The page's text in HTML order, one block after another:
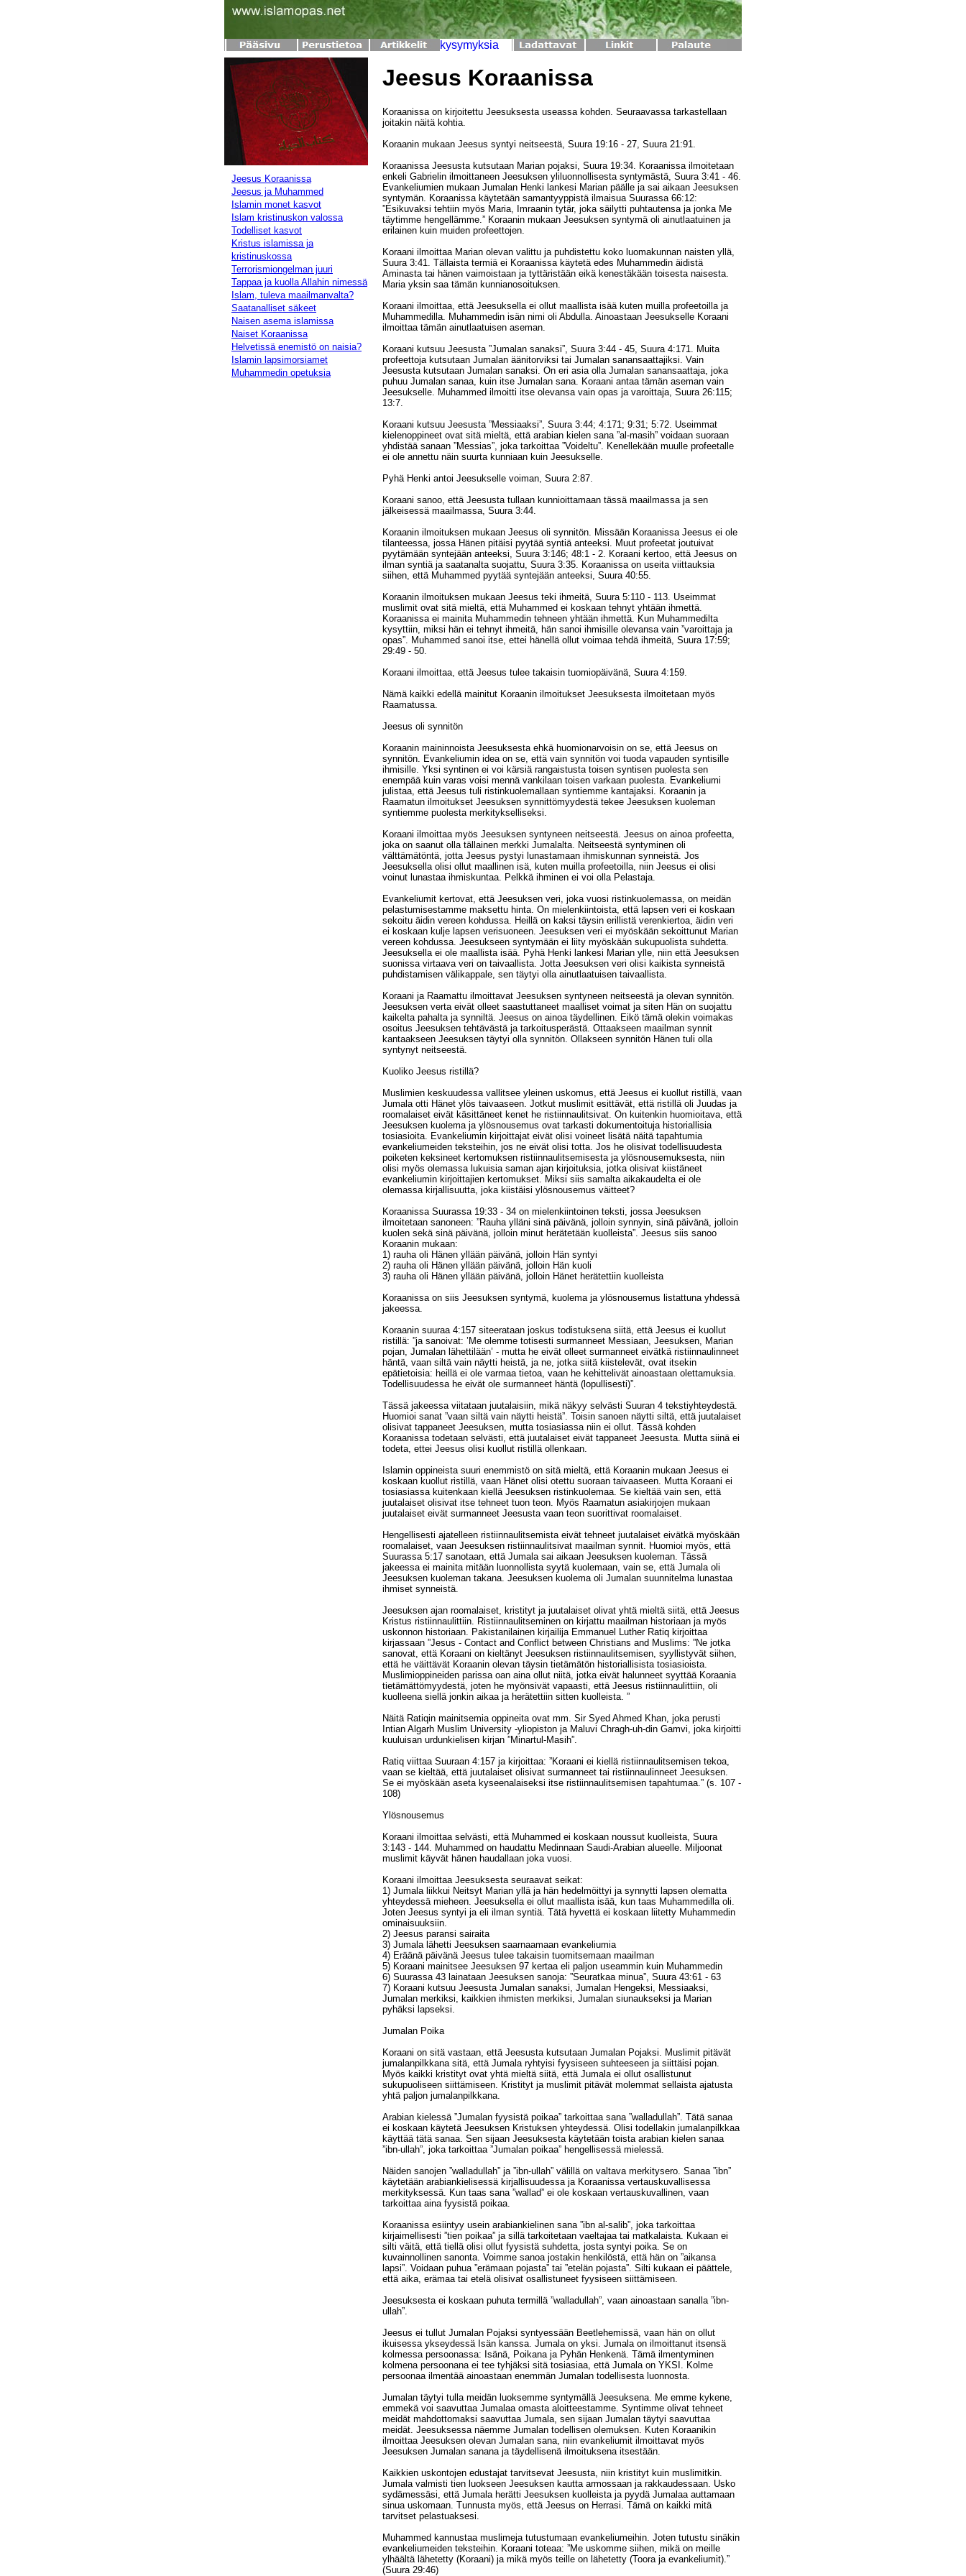
Jeesus Koraanissa
Jeesus ja Muhammed
Islamin monet kasvot
Islam kristinuskon valossa
Todelliset kasvot
Kristus islamissa ja
kristinuskossa
Terrorismiongelman juuri
Tappaa ja kuolla Allahin nimessä
Islam, tuleva maailmanvalta?
Saatanalliset säkeet
Naisen asema islamissa
Naiset Koraanissa
Helvetissä enemistö on naisia?
Islamin lapsimorsiamet
Muhammedin opetuksia
Jeesus Koraanissa
Koraanissa on kirjoitettu Jeesuksesta useassa kohden. Seuraavassa tarkastellaan
joitakin näitä kohtia.
Koraanin mukaan Jeesus syntyi neitseestä, Suura 19:16 - 27, Suura 21:91.
Koraanissa Jeesusta kutsutaan Marian pojaksi, Suura 19:34. Koraanissa ilmoitetaan
enkeli Gabrielin ilmoittaneen Jeesuksen yliluonnollisesta syntymästä, Suura 3:41 - 46.
Evankeliumien mukaan Jumalan Henki lankesi Marian päälle ja sai aikaan Jeesuksen
syntymän. Koraanissa käytetään samantyyppistä ilmaisua Suurassa 66:12:
”Esikuvaksi tehtiin myös Maria, Imraanin tytär, joka säilytti puhtautensa ja jonka Me
täytimme hengellämme.” Koraanin mukaan Jeesuksen syntymä oli ainutlaatuinen ja
erilainen kuin muiden profeettojen.
Koraani ilmoittaa Marian olevan valittu ja puhdistettu koko luomakunnan naisten yllä,
Suura 3:41. Tällaista termiä ei Koraanissa käytetä edes Muhammedin äidistä
Aminasta tai hänen vaimoistaan ja tyttäristään eikä kenestäkään toisesta naisesta.
Maria yksin saa tämän kunnianosoituksen.
Koraani ilmoittaa, että Jeesuksella ei ollut maallista isää kuten muilla profeetoilla ja
Muhammedilla. Muhammedin isän nimi oli Abdulla. Ainoastaan Jeesukselle Koraani
ilmoittaa tämän ainutlaatuisen aseman.
Koraani kutsuu Jeesusta ”Jumalan sanaksi”, Suura 3:44 - 45, Suura 4:171. Muita
profeettoja kutsutaan Jumalan äänitorviksi tai Jumalan sanansaattajiksi. Vain
Jeesusta kutsutaan Jumalan sanaksi. On eri asia olla Jumalan sanansaattaja, joka
puhuu Jumalan sanaa, kuin itse Jumalan sana. Koraani antaa tämän aseman vain
Jeesukselle. Muhammed ilmoitti itse olevansa vain opas ja varoittaja, Suura 26:115;
13:7.
Koraani kutsuu Jeesusta ”Messiaaksi”, Suura 3:44; 4:171; 9:31; 5:72. Useimmat
kielenoppineet ovat sitä mieltä, että arabian kielen sana ”al-masih” voidaan suoraan
yhdistää sanaan ”Messias”, joka tarkoittaa ”Voideltu”. Kenellekään muulle profeetalle
ei ole annettu näin suurta kunniaan kuin Jeesukselle.
Pyhä Henki antoi Jeesukselle voiman, Suura 2:87.
Koraani sanoo, että Jeesusta tullaan kunnioittamaan tässä maailmassa ja sen
jälkeisessä maailmassa, Suura 3:44.
Koraanin ilmoituksen mukaan Jeesus oli synnitön. Missään Koraanissa Jeesus ei ole
tilanteessa, jossa Hänen pitäisi pyytää syntiä anteeksi. Muut profeetat joutuivat
pyytämään syntejään anteeksi, Suura 3:146; 48:1 - 2. Koraani kertoo, että Jeesus on
ilman syntiä ja saatanalta suojattu, Suura 3:35. Koraanissa on useita viittauksia
siihen, että Muhammed pyytää syntejään anteeksi, Suura 40:55.
Koraanin ilmoituksen mukaan Jeesus teki ihmeitä, Suura 5:110 - 113. Useimmat
muslimit ovat sitä mieltä, että Muhammed ei koskaan tehnyt yhtään ihmettä.
Koraanissa ei mainita Muhammedin tehneen yhtään ihmettä. Kun Muhammedilta
kysyttiin, miksi hän ei tehnyt ihmeitä, hän sanoi ihmisille olevansa vain ”varoittaja ja
opas”. Muhammed sanoi itse, ettei hänellä ollut voimaa tehdä ihmeitä, Suura 17:59;
29:49 - 50.
Koraani ilmoittaa, että Jeesus tulee takaisin tuomiopäivänä, Suura 4:159.
Nämä kaikki edellä mainitut Koraanin ilmoitukset Jeesuksesta ilmoitetaan myös
Raamatussa.
Jeesus oli synnitön
Koraanin maininnoista Jeesuksesta ehkä huomionarvoisin on se, että Jeesus on
synnitön. Evankeliumin idea on se, että vain synnitön voi tuoda vapauden syntisille
ihmisille. Yksi syntinen ei voi kärsiä rangaistusta toisen syntisen puolesta sen
enempää kuin varas voisi mennä vankilaan toisen varkaan puolesta. Evankeliumi
julistaa, että Jeesus tuli ristinkuolemallaan syntiemme kantajaksi. Koraanin ja
Raamatun ilmoitukset Jeesuksen synnittömyydestä tekee Jeesuksen kuoleman
syntiemme puolesta merkitykselliseksi.
Koraani ilmoittaa myös Jeesuksen syntyneen neitseestä. Jeesus on ainoa profeetta,
joka on saanut olla tällainen merkki Jumalalta. Neitseestä syntyminen oli
välttämätöntä, jotta Jeesus pystyi lunastamaan ihmiskunnan synneistä. Jos
Jeesuksella olisi ollut maallinen isä, kuten muilla profeetoilla, niin Jeesus ei olisi
voinut lunastaa ihmiskuntaa. Pelkkä ihminen ei voi olla Pelastaja.
Evankeliumit kertovat, että Jeesuksen veri, joka vuosi ristinkuolemassa, on meidän
pelastumisestamme maksettu hinta. On mielenkiintoista, että lapsen veri ei koskaan
sekoitu äidin vereen kohdussa. Heillä on kaksi täysin erillistä verenkiertoa, äidin veri
ei koskaan kulje lapsen verisuoneen. Jeesuksen veri ei myöskään sekoittunut Marian
vereen kohdussa. Jeesukseen syntymään ei liity myöskään sukupuolista suhdetta.
Jeesuksella ei ole maallista isää. Pyhä Henki lankesi Marian ylle, niin että Jeesuksen
suonissa virtaava veri on taivaallista. Jotta Jeesuksen veri olisi kaikista synneistä
puhdistamisen välikappale, sen täytyi olla ainutlaatuisen taivaallista.
Koraani ja Raamattu ilmoittavat Jeesuksen syntyneen neitseestä ja olevan synnitön.
Jeesuksen verta eivät olleet saastuttaneet maalliset voimat ja siten Hän on suojattu
kaikelta pahalta ja synniltä. Jeesus on ainoa täydellinen. Eikö tämä olekin voimakas
osoitus Jeesuksen tehtävästä ja tarkoitusperästä. Ottaakseen maailman synnit
kantaakseen Jeesuksen täytyi olla synnitön. Ollakseen synnitön Hänen tuli olla
syntynyt neitseestä.
Kuoliko Jeesus ristillä?
Muslimien keskuudessa vallitsee yleinen uskomus, että Jeesus ei kuollut ristillä, vaan
Jumala otti Hänet ylös taivaaseen. Jotkut muslimit esittävät, että ristillä oli Juudas ja
roomalaiset eivät käsittäneet kenet he ristiinnaulitsivat. On kuitenkin huomioitava, että
Jeesuksen kuolema ja ylösnousemus ovat tarkasti dokumentoituja historiallisia
tosiasioita. Evankeliumin kirjoittajat eivät olisi voineet lisätä näitä tapahtumia
evankeliumeiden teksteihin, jos ne eivät olisi totta. Jos he olisivat todellisuudesta
poiketen keksineet kertomuksen ristiinnaulitsemisesta ja ylösnousemuksesta, niin
olisi myös olemassa lukuisia saman ajan kirjoituksia, jotka olisivat kiistäneet
evankeliumin kirjoittajien kertomukset. Miksi siis samalta aikakaudelta ei ole
olemassa kirjallisuutta, joka kiistäisi ylösnousemus väitteet?
Koraanissa Suurassa 19:33 - 34 on mielenkiintoinen teksti, jossa Jeesuksen
ilmoitetaan sanoneen: ”Rauha ylläni sinä päivänä, jolloin synnyin, sinä päivänä, jolloin
kuolen sekä sinä päivänä, jolloin minut herätetään kuolleista”. Jeesus siis sanoo
Koraanin mukaan:
1) rauha oli Hänen yllään päivänä, jolloin Hän syntyi
2) rauha oli Hänen yllään päivänä, jolloin Hän kuoli
3) rauha oli Hänen yllään päivänä, jolloin Hänet herätettiin kuolleista
Koraanissa on siis Jeesuksen syntymä, kuolema ja ylösnousemus listattuna yhdessä
jakeessa.
Koraanin suuraa 4:157 siteerataan joskus todistuksena siitä, että Jeesus ei kuollut
ristillä: ”ja sanoivat: ’Me olemme totisesti surmanneet Messiaan, Jeesuksen, Marian
pojan, Jumalan lähettilään’ - mutta he eivät olleet surmanneet eivätkä ristiinnaulinneet
häntä, vaan siltä vain näytti heistä, ja ne, jotka siitä kiistelevät, ovat itsekin
epätietoisia: heillä ei ole varmaa tietoa, vaan he kehittelivät ainoastaan olettamuksia.
Todellisuudessa he eivät ole surmanneet häntä (lopullisesti)”.
Tässä jakeessa viitataan juutalaisiin, mikä näkyy selvästi Suuran 4 tekstiyhteydestä.
Huomioi sanat ”vaan siltä vain näytti heistä”. Toisin sanoen näytti siltä, että juutalaiset
olisivat tappaneet Jeesuksen, mutta tosiasiassa niin ei ollut. Tässä kohden
Koraanissa todetaan selvästi, että juutalaiset eivät tappaneet Jeesusta. Mutta siinä ei
todeta, ettei Jeesus olisi kuollut ristillä ollenkaan.
Islamin oppineista suuri enemmistö on sitä mieltä, että Koraanin mukaan Jeesus ei
koskaan kuollut ristillä, vaan Hänet olisi otettu suoraan taivaaseen. Mutta Koraani ei
tosiasiassa kuitenkaan kiellä Jeesuksen ristinkuolemaa. Se kieltää vain sen, että
juutalaiset olisivat itse tehneet tuon teon. Myös Raamatun asiakirjojen mukaan
juutalaiset eivät surmanneet Jeesusta vaan teon suorittivat roomalaiset.
Hengellisesti ajatelleen ristiinnaulitsemista eivät tehneet juutalaiset eivätkä myöskään
roomalaiset, vaan Jeesuksen ristiinnaulitsivat maailman synnit. Huomioi myös, että
Suurassa 5:17 sanotaan, että Jumala sai aikaan Jeesuksen kuoleman. Tässä
jakeessa ei mainita mitään luonnollista syytä kuolemaan, vain se, että Jumala oli
Jeesuksen kuoleman takana. Jeesuksen kuolema oli Jumalan suunnitelma lunastaa
ihmiset synneistä.
Jeesuksen ajan roomalaiset, kristityt ja juutalaiset olivat yhtä mieltä siitä, että Jeesus
Kristus ristiinnaulittiin. Ristiinnaulitseminen on kirjattu maailman historiaan ja myös
uskonnon historiaan. Pakistanilainen kirjailija Emmanuel Luther Ratiq kirjoittaa
kirjassaan ”Jesus - Contact and Conflict between Christians and Muslims: ”Ne jotka
sanovat, että Koraani on kieltänyt Jeesuksen ristiinnaulitsemisen, syyllistyvät siihen,
että he väittävät Koraanin olevan täysin tietämätön historiallisista tosiasioista.
Muslimioppineiden parissa oan aina ollut niitä, jotka eivät halunneet syyttää Koraania
tietämättömyydestä, joten he myönsivät vapaasti, että Jeesus ristiinnaulittiin, oli
kuolleena siellä jonkin aikaa ja herätettiin sitten kuolleista. ”
Näitä Ratiqin mainitsemia oppineita ovat mm. Sir Syed Ahmed Khan, joka perusti
Intian Algarh Muslim University -yliopiston ja Maluvi Chragh-uh-din Gamvi, joka kirjoitti
kuuluisan urdunkielisen kirjan ”Minartul-Masih”.
Ratiq viittaa Suuraan 4:157 ja kirjoittaa: ”Koraani ei kiellä ristiinnaulitsemisen tekoa,
vaan se kieltää, että juutalaiset olisivat surmanneet tai ristiinnaulinneet Jeesuksen.
Se ei myöskään aseta kyseenalaiseksi itse ristiinnaulitsemisen tapahtumaa.” (s. 107 -
108)
Ylösnousemus
Koraani ilmoittaa selvästi, että Muhammed ei koskaan noussut kuolleista, Suura
3:143 - 144. Muhammed on haudattu Medinnaan Saudi-Arabian alueelle. Miljoonat
muslimit käyvät hänen haudallaan joka vuosi.
Koraani ilmoittaa Jeesuksesta seuraavat seikat:
1) Jumala liikkui Neitsyt Marian yllä ja hän hedelmöittyi ja synnytti lapsen olematta
yhteydessä mieheen. Jeesuksella ei ollut maallista isää, kun taas Muhammedilla oli.
Joten Jeesus syntyi ja eli ilman syntiä. Tätä hyvettä ei koskaan liitetty Muhammedin
ominaisuuksiin.
2) Jeesus paransi sairaita
3) Jumala lähetti Jeesuksen saarnaamaan evankeliumia
4) Eräänä päivänä Jeesus tulee takaisin tuomitsemaan maailman
5) Koraani mainitsee Jeesuksen 97 kertaa eli paljon useammin kuin Muhammedin
6) Suurassa 43 lainataan Jeesuksen sanoja: ”Seuratkaa minua”, Suura 43:61 - 63
7) Koraani kutsuu Jeesusta Jumalan sanaksi, Jumalan Hengeksi, Messiaaksi,
Jumalan merkiksi, kaikkien ihmisten merkiksi, Jumalan siunaukseksi ja Marian
pyhäksi lapseksi.
Jumalan Poika
Koraani on sitä vastaan, että Jeesusta kutsutaan Jumalan Pojaksi. Muslimit pitävät
jumalanpilkkana sitä, että Jumala ryhtyisi fyysiseen suhteeseen ja siittäisi pojan.
Myös kaikki kristityt ovat yhtä mieltä siitä, että Jumala ei ollut osallistunut
sukupuoliseen siittämiseen. Kristityt ja muslimit pitävät molemmat sellaista ajatusta
yhtä paljon jumalanpilkkana.
Arabian kielessä ”Jumalan fyysistä poikaa” tarkoittaa sana ”walladullah”. Tätä sanaa
ei koskaan käytetä Jeesuksen Kristuksen yhteydessä. Olisi todellakin jumalanpilkkaa
käyttää tätä sanaa. Sen sijaan Jeesuksesta käytetään toista arabian kielen sanaa
”ibn-ullah”, joka tarkoittaa ”Jumalan poikaa” hengellisessä mielessä.
Näiden sanojen ”walladullah” ja ”ibn-ullah” välillä on valtava merkitysero. Sanaa ”ibn”
käytetään arabiankielisessä kirjallisuudessa ja Koraanissa vertauskuvallisessa
merkityksessä. Kun taas sana ”wallad” ei ole koskaan vertauskuvallinen, vaan
tarkoittaa aina fyysistä poikaa.
Koraanissa esiintyy usein arabiankielinen sana ”ibn al-salib”, joka tarkoittaa
kirjaimellisesti ”tien poikaa” ja sillä tarkoitetaan vaeltajaa tai matkalaista. Kukaan ei
silti väitä, että tiellä olisi ollut fyysistä suhdetta, josta syntyi poika. Se on
kuvainnollinen sanonta. Voimme sanoa jostakin henkilöstä, että hän on ”aikansa
lapsi”. Voidaan puhua ”erämaan pojasta” tai ”etelän pojasta”. Silti kukaan ei päättele,
että aika, erämaa tai etelä olisivat osallistuneet fyysiseen siittämiseen.
Jeesuksesta ei koskaan puhuta termillä ”walladullah”, vaan ainoastaan sanalla ”ibn-
ullah”.
Jeesus ei tullut Jumalan Pojaksi syntyessään Beetlehemissä, vaan hän on ollut
ikuisessa ykseydessä Isän kanssa. Jumala on yksi. Jumala on ilmoittanut itsensä
kolmessa persoonassa: Isänä, Poikana ja Pyhän Henkenä. Tämä ilmentyminen
kolmena persoonana ei tee tyhjäksi sitä tosiasiaa, että Jumala on YKSI. Kolme
persoonaa ilmentää ainoastaan enemmän Jumalan todellisesta luonnosta.
Jumalan täytyi tulla meidän luoksemme syntymällä Jeesuksena. Me emme kykene,
emmekä voi saavuttaa Jumalaa omasta aloitteestamme. Syntimme olivat tehneet
meidät mahdottomaksi saavuttaa Jumala, sen sijaan Jumalan täytyi saavuttaa
meidät. Jeesuksessa näemme Jumalan todellisen olemuksen. Kuten Koraanikin
ilmoittaa Jeesuksen olevan Jumalan sana, niin evankeliumit ilmoittavat myös
Jeesuksen Jumalan sanana ja täydellisenä ilmoituksena itsestään.
Kaikkien uskontojen edustajat tarvitsevat Jeesusta, niin kristityt kuin muslimitkin.
Jumala valmisti tien luokseen Jeesuksen kautta armossaan ja rakkaudessaan. Usko
sydämessäsi, että Jumala herätti Jeesuksen kuolleista ja pyydä Jumalaa auttamaan
sinua uskomaan. Tunnusta myös, että Jeesus on Herrasi. Tämä on kaikki mitä
tarvitset pelastuaksesi.
Muhammed kannustaa muslimeja tutustumaan evankeliumeihin. Joten tutustu sinäkin
evankeliumeiden teksteihin. Koraani toteaa: ”Me uskomme siihen, mikä on meille
ylhäältä lähetetty (Koraani) ja mikä myös teille on lähetetty (Toora ja evankeliumit).”
(Suura 29:46)